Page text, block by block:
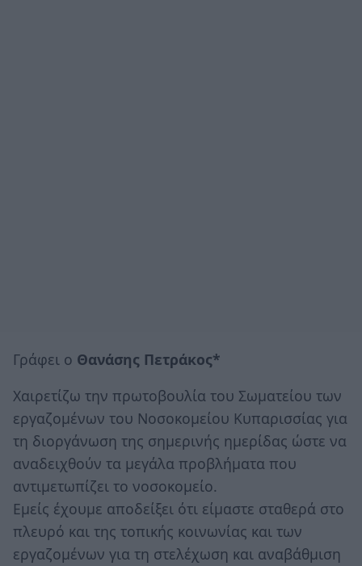
Γράφει ο Θανάσης Πετράκος*
Χαιρετίζω την πρωτοβουλία του Σωματείου των
εργαζομένων του Νοσοκομείου Κυπαρισσίας για
τη διοργάνωση της σημερινής ημερίδας ώστε να
αναδειχθούν τα μεγάλα προβλήματα που
αντιμετωπίζει το νοσοκομείο.
Εμείς έχουμε αποδείξει ότι είμαστε σταθερά στο
πλευρό και της τοπικής κοινωνίας και των
εργαζομένων για τη στελέχωση και αναβάθμιση